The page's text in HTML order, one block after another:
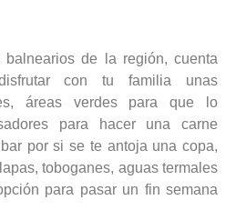
de la región, cuenta
con tu familia unas
áreas verdes para que lo
para hacer una carne
por si se te antoja una copa,
toboganes, aguas termales
para pasar un fin semana